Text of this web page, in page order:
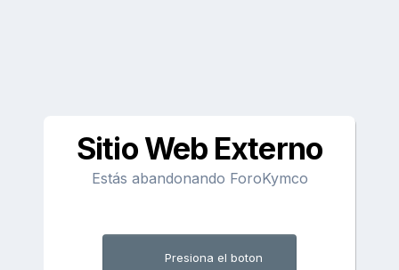
Sitio Web Externo
Estás abandonando ForoKymco
Presiona el boton